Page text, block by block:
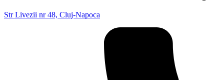
Str Livezii nr 48, Cluj-Napoca